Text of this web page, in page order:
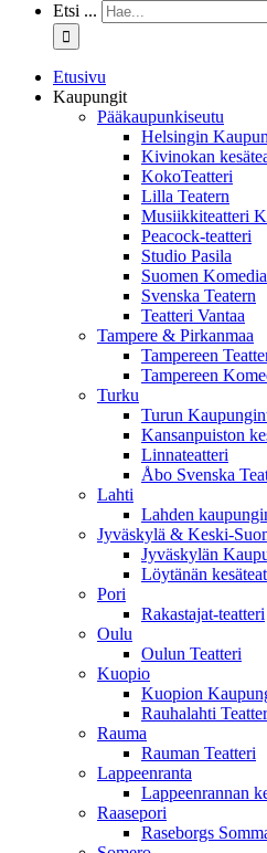
Etsi ...
Etusivu
Kaupungit
Pääkaupunkiseutu
Helsingin
Kivinokan
KokoTeatteri
Lilla Teatern
Musiikkiteatteri
Peacock-teatteri
Studio Pasila
Suomen
Svenska Teatern
Teatteri Vantaa
Tampere & Pirkanmaa
Tampereen
Tampereen
Turku
Turun
Kansanpuiston
Linnateatteri
Åbo Svenska
Lahti
Lahden
Jyväskylä & Keski-
Jyväskylän
Löytänän
Pori
Rakastajat-teatteri
Oulu
Oulun Teatteri
Kuopio
Kuopion
Rauhalahti
Rauma
Rauman Teatteri
Lappeenranta
Lappeenrannan
Raasepori
Raseborgs